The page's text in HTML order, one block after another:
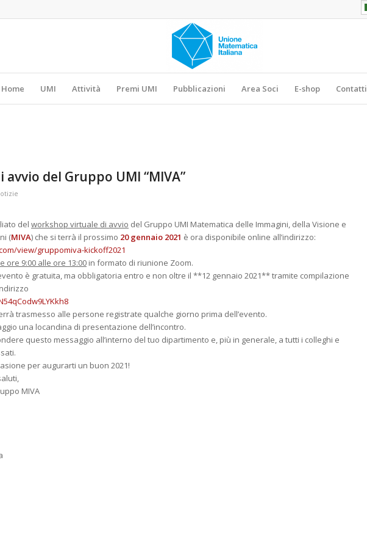
Home UMI Attività Premi UMI Pubblicazioni Area Soci E-shop Contatti
del Gruppo UMI “MIVA”
del workshop virtuale di avvio del Gruppo UMI Matematica delle Immagini, della Visione e
(MIVA) che si terrà il prossimo 20 gennaio 2021 è ora disponibile online all’indirizzo:
view/gruppomiva-kickoff2021
ore 9:00 alle ore 13:00 in formato di riunione Zoom.
è gratuita, ma obbligatoria entro e non oltre il **12 gennaio 2021** tramite compilazione
trasmesso alle persone registrate qualche giorno prima dell’evento.
una locandina di presentazione dell’incontro.
questo messaggio all’interno del tuo dipartimento e, più in generale, a tutti i colleghi e
per augurarti un buon 2021!
MIVA